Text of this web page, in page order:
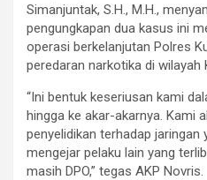
Simanjuntak, S.H., M.H.,
pengungkapan dua kasus ini
operasi berkelanjutan Polres
peredaran narkotika di wilayah
“Ini bentuk keseriusan kami
hingga ke akar-akarnya. Kami
penyelidikan terhadap jaringan
mengejar pelaku lain yang
masih DPO,” tegas AKP Novris.